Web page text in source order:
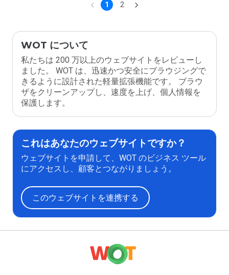
1 2
WOT について
私たちは 200 万以上のウェブサイトをレビューし
ました。 WOT は、迅速かつ安全にブラウジングで
きるように設計された軽量拡張機能です。 ブラウ
ザをクリーンアップし、速度を上げ、個人情報を
保護します。
これはあなたのウェブサイトですか？
ウェブサイトを申請して、WOT のビジネス ツール
にアクセスし、顧客とつながりましょう。
このウェブサイトを連携する